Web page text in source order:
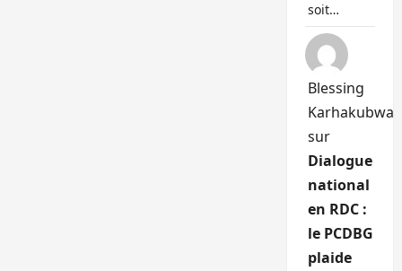
soit…
Blessing
Karhakubwa
sur
Dialogue
national
en RDC :
le PCDBG
plaide